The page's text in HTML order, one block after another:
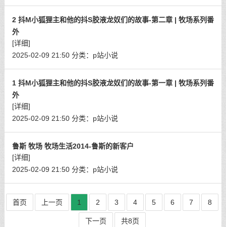
2 抖M小狐狸主和他的抖S胶液龙奴们的故事-第二章 | 牧场系列番
外
[详细]
2025-02-09 21:50 分类： p站小说
1 抖M小狐狸主和他的抖S胶液龙奴们的故事-第一章 | 牧场系列番
外
[详细]
2025-02-09 21:50 分类： p站小说
鲁斯 牧场 牧场生活2014-鲁斯的新客户
[详细]
2025-02-09 21:50 分类： p站小说
首页 上一页 1 2 3 4 5 6 7 8
下一页 共8页